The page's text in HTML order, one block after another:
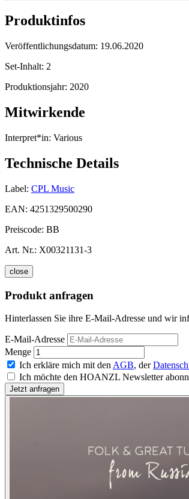
Produktinfos
Veröffentlichungsdatum: 19.06.2020
Set-Inhalt: 2
Produktionsjahr: 2020
Mitwirkende
Interpret*in: Various
Technische Details
Label: CPL Music
EAN: 4251329500290
Preiscode: BB
Art. Nr.: X00321131-3
close
Produkt anfragen
Hinterlassen Sie ihre E-Mail-Adresse und wir
E-Mail-Adresse
Menge
Ich erkläre mich mit den AGB, der
Ich möchte den HOANZL Newsletter